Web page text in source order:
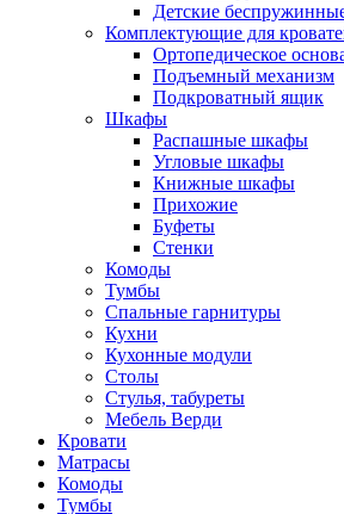
Детские
Комплектующие для
Ортопедическое
Подъемный механизм
Подкроватный ящик
Шкафы
Распашные шкафы
Угловые шкафы
Книжные шкафы
Прихожие
Буфеты
Стенки
Комоды
Тумбы
Спальные гарнитуры
Кухни
Кухонные модули
Столы
Стулья, табуреты
Мебель Верди
Кровати
Матрасы
Комоды
Тумбы